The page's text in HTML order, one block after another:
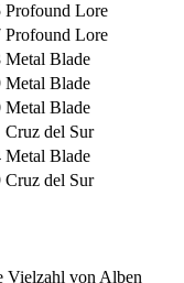
Profound Lore
Profound Lore
Metal Blade
Metal Blade
Metal Blade
Cruz del Sur
Metal Blade
Cruz del Sur
Vielzahl von Alben